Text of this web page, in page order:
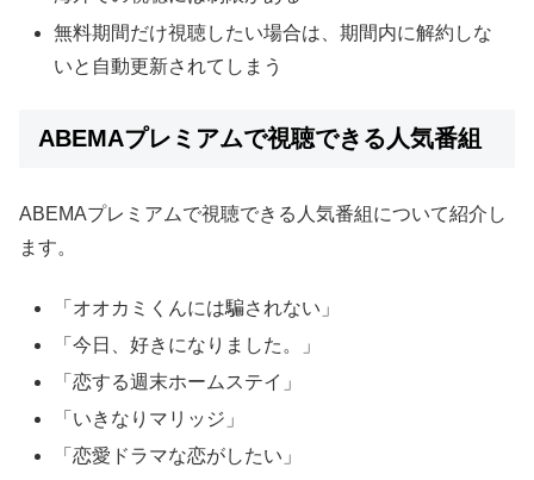
無料期間だけ視聴したい場合は、期間内に解約しな
いと自動更新されてしまう
ABEMAプレミアムで視聴できる人気番組
ABEMAプレミアムで視聴できる人気番組について紹介し
ます。
「オオカミくんには騙されない」
「今日、好きになりました。」
「恋する週末ホームステイ」
「いきなりマリッジ」
「恋愛ドラマな恋がしたい」